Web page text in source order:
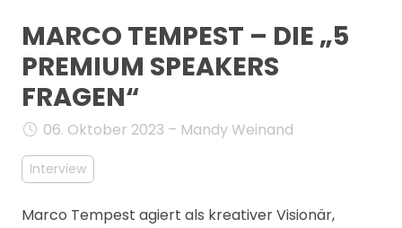
BACKSTAGE
AGENTUR
KONTAKT & STANDORTE
MANAGEMENT
FAQ
MARCO TEMPEST – DIE „5
PREMIUM SPEAKERS
FRAGEN“
06. Oktober 2023 – Mandy Weinand
Interview
Marco Tempest agiert als kreativer Visionär,